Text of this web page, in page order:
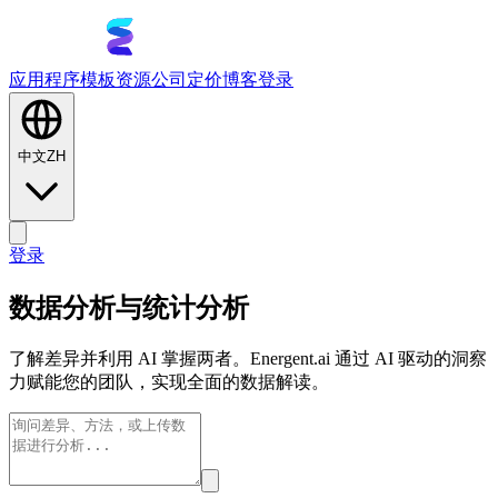
应用程序模板资源公司 定价博客登录
中文ZH
登录
数据分析与统计分析
了解差异并利用 AI 掌握两者。Energent.ai 通过 AI 驱动的洞察
力赋能您的团队，实现全面的数据解读。